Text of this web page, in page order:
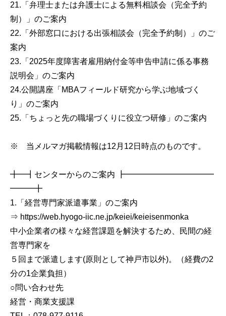
21.「弁理士または弁護士による無料相談会（完全予約
制）」のご案内
22.「外部窓口における出張相談会（完全予約制）」のご
案内
23.「2025年度障害者雇用納付金等申告申請に係る事務
説明会」のご案内
24.公開講座「MBAフィールド研究から学ぶ地域づく
り」のご案内
25.「ちょっと先の職場づくりに役立つ研修」のご案内
※ 当メルマガ掲載情報は12月12日時点のものです。
╋━┫センターからのご案内 ┣━━━━━━━━━━━
━━━╋
1.「経営専門家派遣事業」のご案内
⇒ https://web.hyogo-iic.ne.jp/keiei/keieisenmonka
中小企業者の様々な経営課題を解決するため、民間の経
営専門家を
５回まで派遣します(原則として神戸市以外)。（経費の2
分の1企業負担）
○問い合わせ先
経営・商業支援課